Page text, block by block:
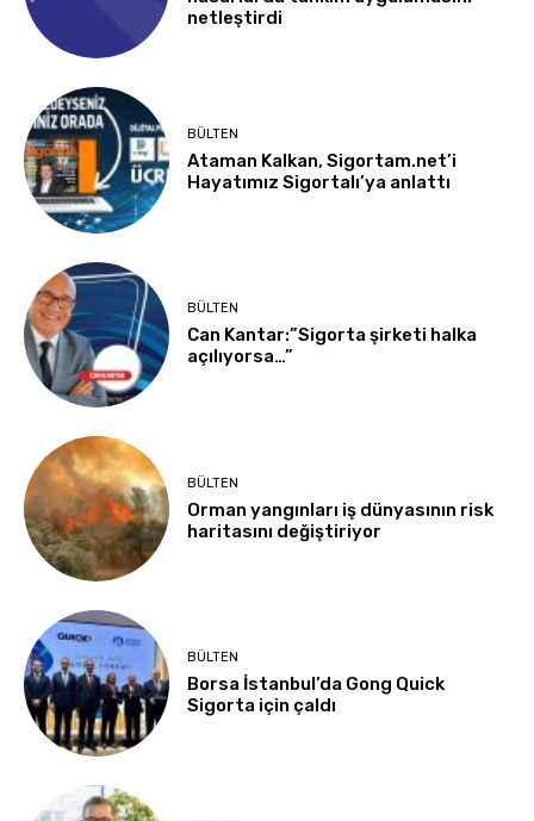
netleştirdi
BÜLTEN
Ataman Kalkan, Sigortam.net’i
Hayatımız Sigortalı’ya anlattı
BÜLTEN
Can Kantar:”Sigorta şirketi halka
açılıyorsa…”
BÜLTEN
Orman yangınları iş dünyasının risk
haritasını değiştiriyor
BÜLTEN
Borsa İstanbul’da Gong Quick
Sigorta için çaldı